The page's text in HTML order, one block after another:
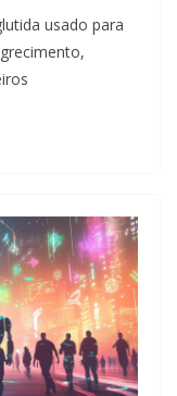
usado para